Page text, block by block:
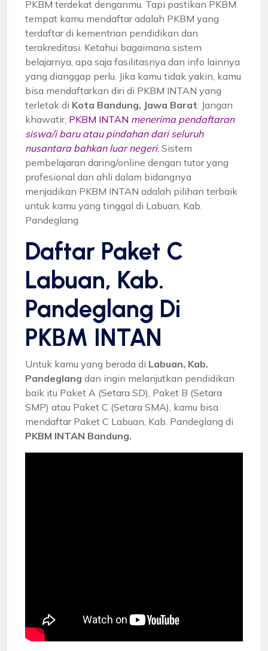
PKBM terdekat denganmu. Tapi pastikan PKBM
tempat kamu mendaftar adalah PKBM yang
terdaftar di kementrian pendidikan dan
terakreditasi. Ketahui bagaimana sistem
belajarnya, apa saja fasilitasnya dan info lainnya
yang dianggap perlu. Jika kamu tidak yakin, kamu
bisa mendaftarkan diri di PKBM INTAN yang
terletak di Kota Bandung, Jawa Barat . Jangan
khawatir, PKBM INTAN menerima pendaftaran
siswa/i baru atau pindahan dari seluruh
nusantara bahkan luar negeri. Sistem
pembelajaran daring/online dengan tutor yang
profesional dan ahli dalam bidangnya
menjadikan PKBM INTAN adalah pilihan terbaik
untuk kamu yang tinggal di Labuan, Kab.
Pandeglang
Daftar Paket C
Labuan, Kab.
Pandeglang Di
PKBM INTAN
Untuk kamu yang berada di Labuan, Kab.
Pandeglang dan ingin melanjutkan pendidikan
baik itu Paket A (Setara SD), Paket B (Setara
SMP) atau Paket C (Setara SMA), kamu bisa
mendaftar Paket C Labuan, Kab. Pandeglang di
PKBM INTAN Bandung.